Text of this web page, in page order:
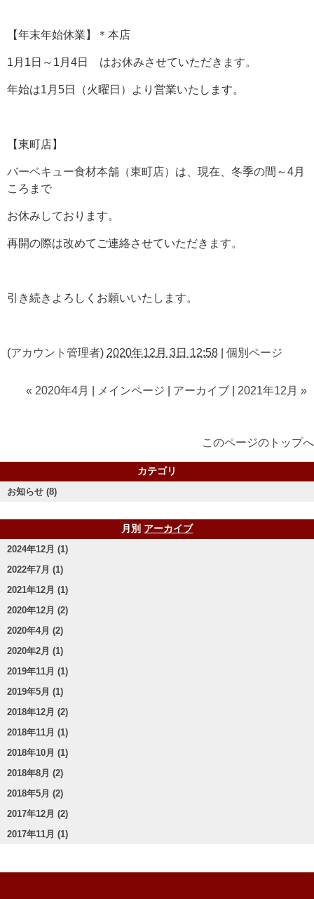
【年末年始休業】＊本店
1月1日～1月4日 はお休みさせていただきます。
年始は1月5日（火曜日）より営業いたします。
【東町店】
バーベキュー食材本舗（東町店） は、現在、冬季の間～4月
ころまで
お休みしております。
再開の際は改めてご連絡させていただきます。
引き続きよろしくお願いいたします。
(アカウント管理者) 2020年12月 3日 12:58 個別ページ
« 2020年4月 メインページ アーカイブ 2021年12月 »
このページのトップへ
カテゴリ
お知らせ (8)
月別 アーカイブ
2024年12月 (1)
2022年7月 (1)
2021年12月 (1)
2020年12月 (2)
2020年4月 (2)
2020年2月 (1)
2019年11月 (1)
2019年5月 (1)
2018年12月 (2)
2018年11月 (1)
2018年10月 (1)
2018年8月 (2)
2018年5月 (2)
2017年12月 (2)
2017年11月 (1)